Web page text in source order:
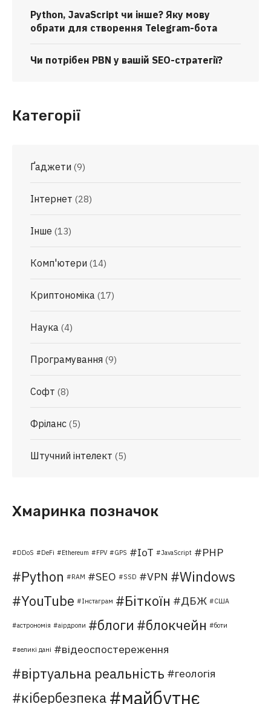
Python, JavaScript чи інше? Яку мову
обрати для створення Telegram-бота
Чи потрібен PBN у вашій SEO-стратегії?
Категорії
Ґаджети (9)
Інтернет (28)
Інше (13)
Комп'ютери (14)
Криптономіка (17)
Наука (4)
Програмування (9)
Софт (8)
Фріланс (5)
Штучний інтелект (5)
Хмаринка позначок
DDoS DeFi Ethereum FPV GPS IoT JavaScript PHP
Python RAM SEO SSD VPN
Windows
YouTube
Інстаграм Біткоїн ДБЖ США
астрономія аірдропи блоги блокчейн боти
великі дані відеоспостереження
віртуальна реальність геологія
кібербезпека майбутнє